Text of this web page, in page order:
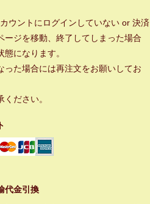
ウントにログインしていない or 決済
ージを移動、終了してしまった場合
態になります。
った場合には再注文をお願いしてお
ください。
代金引換